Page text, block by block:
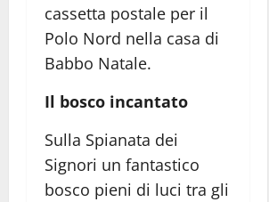
cassetta postale per il
Polo Nord nella casa di
Babbo Natale.
Il bosco incantato
Sulla Spianata dei
Signori un fantastico
bosco pieni di luci tra gli